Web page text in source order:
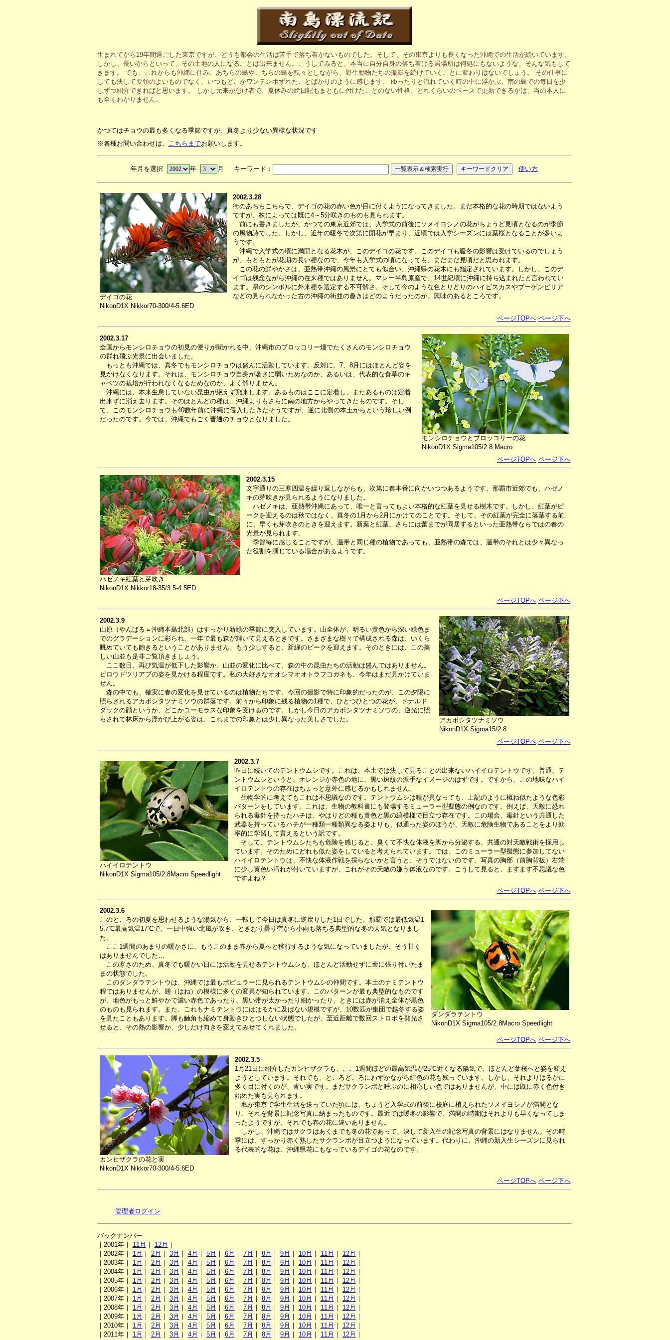
生まれてから19年間過ごした東京ですが、どうも都会の生活は苦手で落ち着かないものでした。そして、その東京よりも長くなった沖縄での生活が続いています。
しかし、長いからといって、その土地の人になることは出来ません。こうしてみると、本当に自分自身の落ち着ける居場所は何処にもないような、そんな気もして
きます。 でも、これからも沖縄に住み、あちらの島やこちらの島を転々としながら、野生動物たちの撮影を続けていくことに変わりはないでしょう。 その仕事に
しても決して要領のよいものでなく、いつもどこかワンテンポずれたことばかりのように感じます。 ゆったりと流れていく時の中に浮かぶ、南の島での毎日を少
しずつ紹介できればと思います。 しかし元来が怠け者で、夏休みの絵日記もまともに付けたことのない性格、どれくらいのペースで更新できるかは、当の本人に
も全くわかりません。
かつてはチョウの最も多くなる季節ですが、真冬より少ない異様な状況です
※各種お問い合わせは、 こちらまでお願いします。
年月を選択 年 月 キーワード： 使い方
デイゴの花
NikonD1X Nikkor70-300/4-5.6ED
2002.3.28
街のあちらこちらで、デイゴの花の赤い色が目に付くようになってきました。まだ本格的な花の時期ではないよう
ですが、株によっては既に4～5分咲きのものも見られます。
前にも書きましたが、かつての東京近郊では、入学式の前後にソメイヨシノの花がちょうど見頃となるのが季節
の風物詩でした。しかし、近年の暖冬で次第に開花が早まり、近頃では入学シーズンには葉桜となることが多いよ
うです。
沖縄で入学式の頃に満開となる花木が、このデイゴの花です。このデイゴも暖冬の影響は受けているのでしょう
が、もともとが花期の長い種なので、今年も入学式の頃になっても、まだまだ見頃だと思われます。
この花の鮮やかさは、亜熱帯沖縄の風景にとても似合い、沖縄県の花木にも指定されています。しかし、このデ
イゴは残念ながら沖縄の在来種ではありません。マレー半島原産で、14世紀頃に沖縄に持ち込まれたと言われてい
ます。県のシンボルに外来種を選定する不可解さ、そして今のような色とりどりのハイビスカスやブーゲンビリア
などの見られなかった古の沖縄の街並の趣きはどのようだったのか、興味のあるところです。
ページTOPへ ページ下へ
2002.3.17
全国からモンシロチョウの初見の便りが聞かれる中、沖縄市のブロッコリー畑でたくさんのモンシロチョウ
の群れ飛ぶ光景に出会いました。
もっとも沖縄では、真冬でもモンシロチョウは盛んに活動しています。反対に、7、8月にはほとんど姿を
見かけなくなります。それは、モンシロチョウ自身が暑さに弱いためなのか、あるいは、代表的な食草のキ
ャベツの栽培が行われなくなるためなのか、よく解りません。
沖縄には、本来生息していない昆虫が絶えず飛来します。あるものはここに定着し、またあるものは定着
出来ずに消え去ります。そのほとんどの種は、沖縄よりもさらに南の地方からやってきたものです。そし
て、このモンシロチョウも40数年前に沖縄に侵入したきたそうですが、逆に北側の本土からという珍しい例
だったのです。今では、沖縄でもごく普通のチョウとなりました。
モンシロチョウとブロッコリーの花
NikonD1X Sigma105/2.8 Macro
ページTOPへ ページ下へ
ハゼノキ紅葉と芽吹き
NikonD1X Nikkor18-35/3.5-4.5ED
2002.3.15
文字通りの三寒四温を繰り返しながらも、次第に春本番に向かいつつあるようです。那覇市近郊でも、ハゼノ
キの芽吹きが見られるようになりました。
ハゼノキは、亜熱帯沖縄にあって、唯一と言ってもよい本格的な紅葉を見せる樹木です。しかし、紅葉がピ
ークを迎えるのは秋ではなく、真冬の1月から2月にかけてのことです。そして、その紅葉が完全に落葉する前
に、早くも芽吹きのときを迎えます。新葉と紅葉、さらには蕾までが同居するといった亜熱帯ならではの春の
光景が見られます。
季節毎に感じることですが、温帯と同じ種の植物であっても、亜熱帯の森では、温帯のそれとは少々異なっ
た役割を演じている場合があるようです。
ページTOPへ ページ下へ
2002.3.9
山原（やんばる＝沖縄本島北部）はすっかり新緑の季節に突入しています。山全体が、明るい黄色から深い緑色ま
でのグラデーションに彩られ、一年で最も森が輝いて見えるときです。さまざまな樹々で構成される森は、いくら
眺めていても飽きるということがありません。もう少しすると、新緑のピークを迎えます。そのときには、この美
しい山並も是非ご覧頂きましょう。
ここ数日、再び気温が低下した影響か、山並の変化に比べて、森の中の昆虫たちの活動は盛んではありません。
ビロウドツリアブの姿を見かける程度です。私の大好きなオオシマオオトラフコガネも、今年はまだ見かけていま
せん。
森の中でも、確実に春の変化を見せているのは植物たちです。今回の撮影で特に印象的だったのが、この夕陽に
照らされるアカボシタツナミソウの群落です。前々から印象に残る植物の1種で、ひとつひとつの花が、ドナルド
ダックの顔というか、どこかユーモラスな印象を受けるのです。しかし今日のアカボシタツナミソウの、逆光に照
らされて林床から浮かび上がる姿は、これまでの印象とは少し異なった美しさでした。
アカボシタツナミソウ
NikonD1X Sigma15/2.8
ページTOPへ ページ下へ
ハイイロテントウ
NikonD1X Sigma105/2.8Macro Speedlight
2002.3.7
昨日に続いてのテントウムシです。これは、本土では決して見ることの出来ないハイイロテントウです。普通、テ
ントウムシというと、オレンジか赤色の地に、黒い斑紋の派手なイメージのはずです。ですから、この地味なハイ
イロテントウの存在はちょっと意外に感じるかもしれません。
生物学的に考えてもこれは不思議なのです。テントウムシは種が異なっても、上記のように概ね似たような色彩
パターンをしています。これは、生物の教科書にも登場するミューラー型擬態の例なのです。例えば、天敵に恐れ
られる毒針を持ったハチは、やはりどの種も黄色と黒の縞模様で目立つ存在です。この場合、毒針という共通した
武器を持っているハチが一種類一種類異なる姿よりも、似通った姿のほうが、天敵に危険生物であることをより効
率的に学習して貰えるという訳です。
そして、テントウムシたちも危険を感じると、臭くて不快な体液を脚から分泌する、共通の対天敵戦術を採用し
ています。そのためにどれも似た姿をしていると考えられています。では、このミューラー型擬態に参加してない
ハイイロテントウは、不快な体液作戦を採らないかと言うと、そうではないのです。写真の胸部（前胸背板）右端
に少し黄色い汚れが付いていますが、これがその天敵の嫌う体液なのです。こうして見ると、ますます不思議な色
ですよね？
ページTOPへ ページ下へ
2002.3.6
このところの初夏を思わせるような陽気から、一転して今日は真冬に逆戻りした1日でした。那覇では最低気温1
5.7℃最高気温17℃で、一日中強い北風が吹き、ときおり曇り空から小雨も落ちる典型的な冬の天気となりまし
た。
ここ1週間のあまりの暖かさに、もうこのまま春から夏へと移行するような気になっていましたが、そう甘く
はありませんでした…
この寒さのため、真冬でも暖かい日には活動を見せるテントウムシも、ほとんど活動せずに葉に張り付いたま
まの状態でした。
このダンダラテントウは、沖縄では最もポピュラーに見られるテントウムシの仲間です。本土のナミテントウ
程ではありませんが、翅（はね）の模様に多くの変異が知られています。このパターンが最も典型的なものです
が、地色がもっと鮮やかで濃い赤色であったり、黒い帯が太かったり細かったり、ときには赤が消え全体が黒色
のものも見られます。また、これもナミテントウにははるかに及ばない規模ですが、10数匹が集団で越冬する姿
を見たこともあります。脚も触角も縮めて身動きひとつしない状態でしたが、至近距離で数回ストロボを発光さ
せると、その熱の影響か、少しだけ向きを変えてみせてくれました。
ダンダラテントウ
NikonD1X Sigma105/2.8Macro Speedlight
ページTOPへ ページ下へ
カンヒザクラの花と実
NikonD1X Nikkor70-300/4-5.6ED
2002.3.5
1月21日に紹介したカンヒザクラも、ここ1週間ほどの最高気温が25℃近くなる陽気で、ほとんど葉桜へと姿を変え
ようとしています。それでも、ところどころにわずかながら紅色の花も残っています。しかし、それよりはるかに
多く目に付くのが、青い実です。まだサクランボと呼ぶのに相応しい色ではありませんが、中には既に赤く色付き
始めた実も見られます。
私が東京で学生生活を送っていた頃には、ちょうど入学式の前後に校庭に植えられたソメイヨシノが満開とな
り、それを背景に記念写真に納まったものです。最近では暖冬の影響で、満開の時期はそれよりも早くなってしま
ったようですが、それでも春の花に違いありません。
しかし、沖縄ではサクラはあくまでも冬の花であって、決して新入生の記念写真の背景にはなりません。その時
季には、すっかり赤く熟したサクランボが目立つようになっています。代わりに、沖縄の新入生シーズンに見られ
る代表的な花は、沖縄県花にもなっているデイゴの花なのです。
ページTOPへ ページ下へ
管理者ログイン
バックナンバー
｜2001年｜ 11月 ｜ 12月 ｜
｜2002年｜ 1月 ｜ 2月 ｜ 3月 ｜ 4月 ｜ 5月 ｜ 6月 ｜ 7月 ｜ 8月 ｜ 9月 ｜ 10月 ｜ 11月 ｜ 12月 ｜
｜2003年｜ 1月 ｜ 2月 ｜ 3月 ｜ 4月 ｜ 5月 ｜ 6月 ｜ 7月 ｜ 8月 ｜ 9月 ｜ 10月 ｜ 11月 ｜ 12月 ｜
｜2004年｜ 1月 ｜ 2月 ｜ 3月 ｜ 4月 ｜ 5月 ｜ 6月 ｜ 7月 ｜ 8月 ｜ 9月 ｜ 10月 ｜ 11月 ｜ 12月 ｜
｜2005年｜ 1月 ｜ 2月 ｜ 3月 ｜ 4月 ｜ 5月 ｜ 6月 ｜ 7月 ｜ 8月 ｜ 9月 ｜ 10月 ｜ 11月 ｜ 12月 ｜
｜2006年｜ 1月 ｜ 2月 ｜ 3月 ｜ 4月 ｜ 5月 ｜ 6月 ｜ 7月 ｜ 8月 ｜ 9月 ｜ 10月 ｜ 11月 ｜ 12月 ｜
｜2007年｜ 1月 ｜ 2月 ｜ 3月 ｜ 4月 ｜ 5月 ｜ 6月 ｜ 7月 ｜ 8月 ｜ 9月 ｜ 10月 ｜ 11月 ｜ 12月 ｜
｜2008年｜ 1月 ｜ 2月 ｜ 3月 ｜ 4月 ｜ 5月 ｜ 6月 ｜ 7月 ｜ 8月 ｜ 9月 ｜ 10月 ｜ 11月 ｜ 12月 ｜
｜2009年｜ 1月 ｜ 2月 ｜ 3月 ｜ 4月 ｜ 5月 ｜ 6月 ｜ 7月 ｜ 8月 ｜ 9月 ｜ 10月 ｜ 11月 ｜ 12月 ｜
｜2010年｜ 1月 ｜ 2月 ｜ 3月 ｜ 4月 ｜ 5月 ｜ 6月 ｜ 7月 ｜ 8月 ｜ 9月 ｜ 10月 ｜ 11月 ｜ 12月 ｜
｜2011年｜ 1月 ｜ 2月 ｜ 3月 ｜ 4月 ｜ 5月 ｜ 6月 ｜ 7月 ｜ 8月 ｜ 9月 ｜ 10月 ｜ 11月 ｜ 12月 ｜